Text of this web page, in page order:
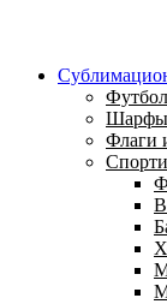
Шарфы
Флаги